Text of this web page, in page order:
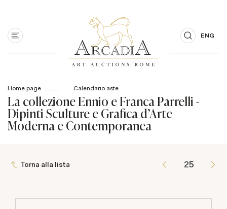
ENG
Home page Calendario aste
La collezione Ennio e Franca Parrelli -
Dipinti Sculture e Grafica d'Arte
Moderna e Contemporanea
Torna alla lista